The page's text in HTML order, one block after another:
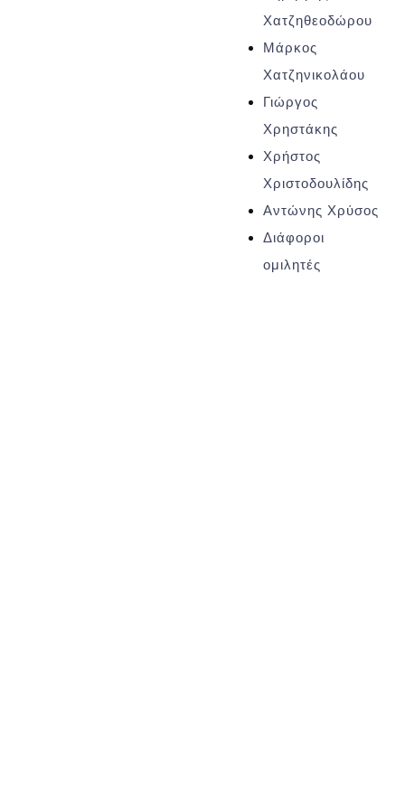
Χατζηθεοδώρου
Μάρκος
Χατζηνικολάου
Γιώργος
Χρηστάκης
Χρήστος
Χριστοδουλίδης
Αντώνης Χρύσος
Διάφοροι
ομιλητές